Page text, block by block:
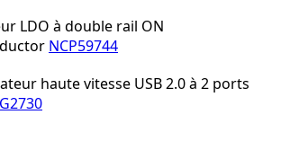
LDO à double rail ON
NCP59744
haute vitesse USB 2.0 à 2 ports